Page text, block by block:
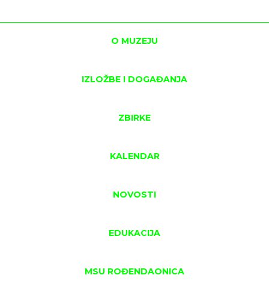
O MUZEJU
IZLOŽBE I DOGAĐANJA
ZBIRKE
KALENDAR
NOVOSTI
EDUKACIJA
MSU ROĐENDAONICA